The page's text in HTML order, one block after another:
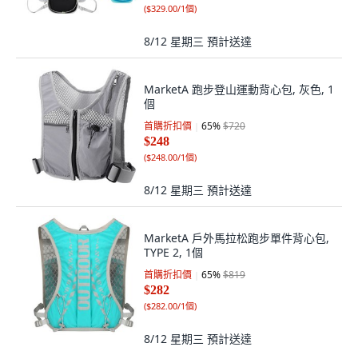
($329.00/1個)
8/12 星期三 預計送達
MarketA 跑步登山運動背心包, 灰色, 1
個
首購折扣價 65%$720
$248
($248.00/1個)
8/12 星期三 預計送達
MarketA 戶外馬拉松跑步單件背心包,
TYPE 2, 1個
首購折扣價 65%$819
$282
($282.00/1個)
8/12 星期三 預計送達